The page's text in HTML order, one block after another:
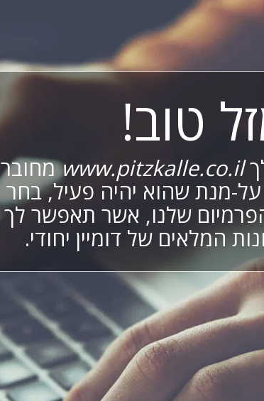
טוב!
www.pitzkalle.co.ilמחובר
מנת שהוא יהיה פעיל, בחר
שלנו, אשר תאפשר לך
המלאים של דומיין יחודי.